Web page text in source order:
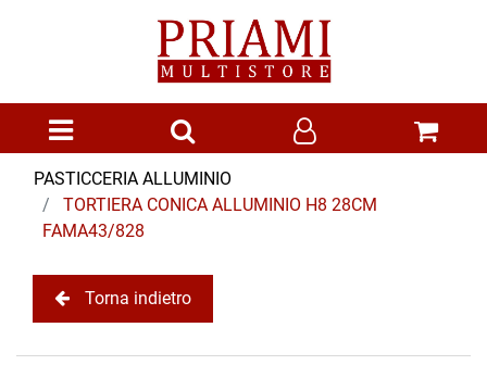
Open menu
PASTICCERIA ALLUMINIO
TORTIERA CONICA ALLUMINIO H8 28CM
FAMA43/828
Torna indietro